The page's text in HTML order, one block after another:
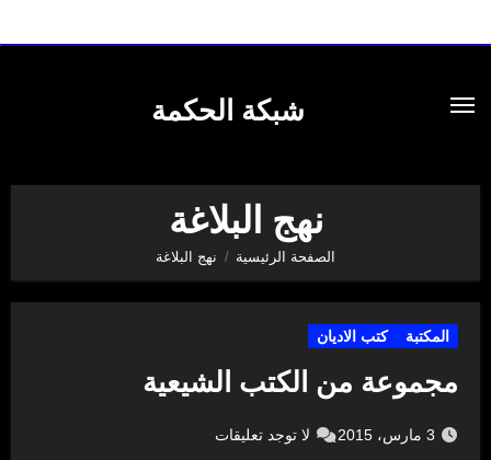
شبكة الحكمة
نهج البلاغة
الصفحة الرئيسية نهج البلاغة
المكتبة كتب الاديان
مجموعة من الكتب الشيعية
3 مارس، 2015 لا توجد تعليقات